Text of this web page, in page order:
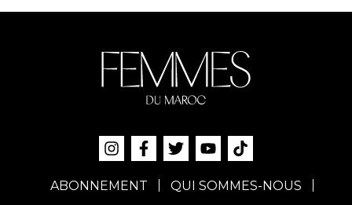
ABONNEMENT QUI SOMMES-NOUS